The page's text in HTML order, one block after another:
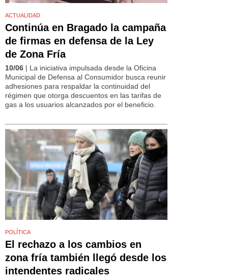
ACTUALIDAD
Continúa en Bragado la campaña
de firmas en defensa de la Ley
de Zona Fría
10/06 | La iniciativa impulsada desde la Oficina
Municipal de Defensa al Consumidor busca reunir
adhesiones para respaldar la continuidad del
régimen que otorga descuentos en las tarifas de
gas a los usuarios alcanzados por el beneficio.
POLÍTICA
El rechazo a los cambios en
zona fría también llegó desde los
intendentes radicales